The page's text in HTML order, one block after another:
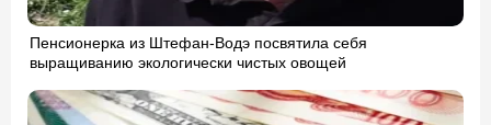
Пенсионерка из Штефан-Водэ посвятила себя
выращиванию экологически чистых овощей